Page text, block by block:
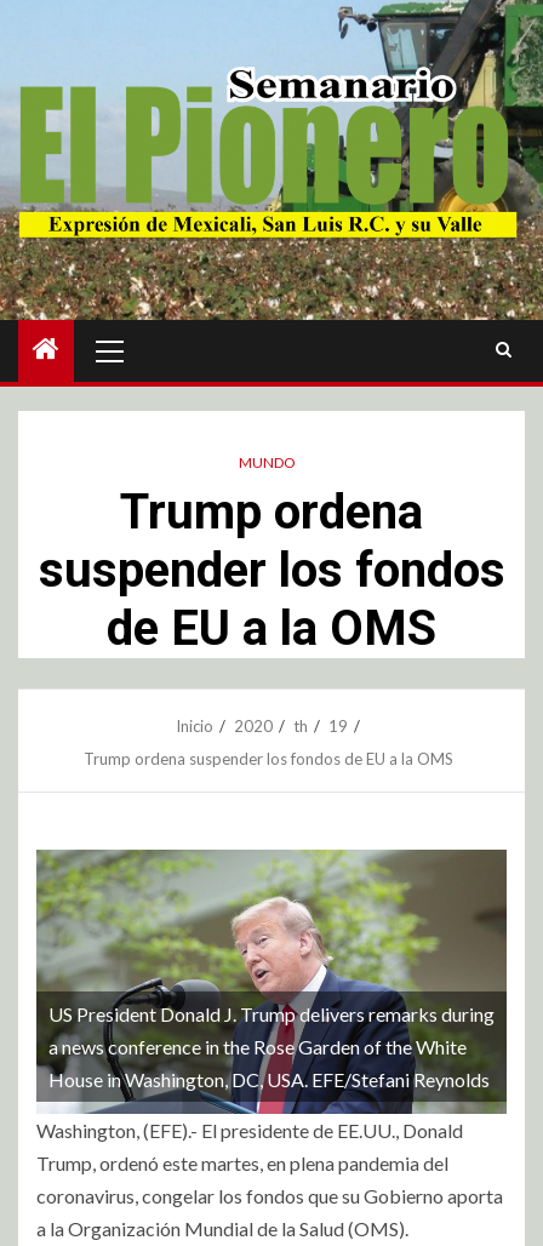
MUNDO
Trump ordena
suspender los fondos
de EU a la OMS
Inicio 2020 th
19
Trump ordena suspender los fondos de EU a la OMS
US President Donald J. Trump delivers remarks during
a news conference in the Rose Garden of the White
House in Washington, DC, USA. EFE/Stefani Reynolds
Washington, (EFE).- El presidente de EE.UU., Donald
Trump, ordenó este martes, en plena pandemia del
coronavirus, congelar los fondos que su Gobierno aporta
a la Organización Mundial de la Salud (OMS).